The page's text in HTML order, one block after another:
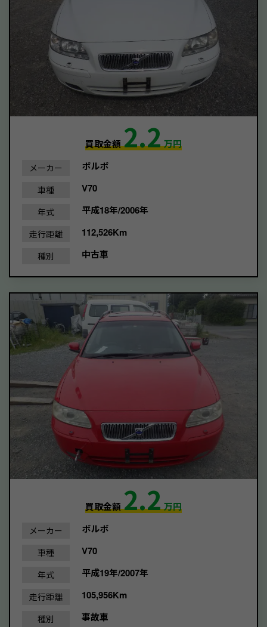
買取金額2.2万円
メーカー ボルボ
車種 V70
年式 平成18年/2006年
走行距離 112,526Km
種別 中古車
買取金額2.2万円
メーカー ボルボ
車種 V70
年式 平成19年/2007年
走行距離 105,956Km
種別 事故車